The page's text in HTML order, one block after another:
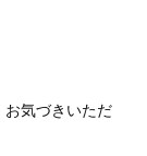
お気づきいただ